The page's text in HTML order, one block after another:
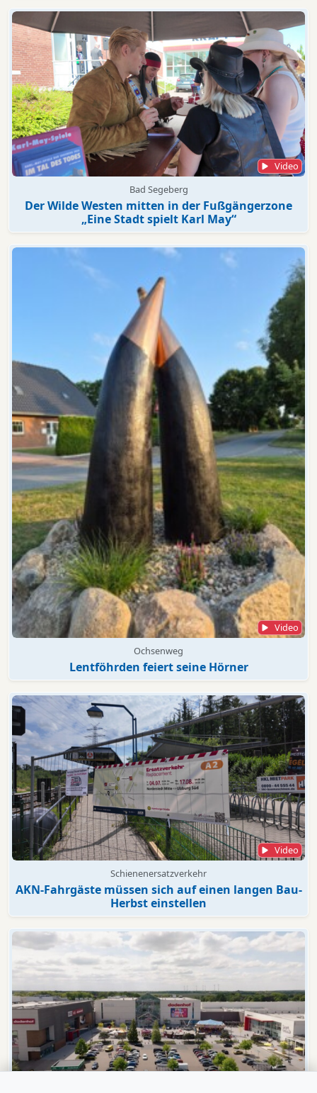
Video
Bad Segeberg
Der Wilde Westen mitten in der Fußgängerzone
„Eine Stadt spielt Karl May“
Video
Ochsenweg
Lentföhrden feiert seine Hörner
Video
Schienenersatzverkehr
AKN-Fahrgäste müssen sich auf einen langen Bau-
Herbst einstellen